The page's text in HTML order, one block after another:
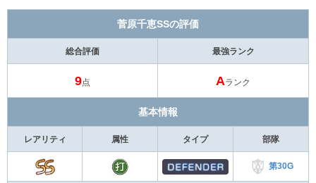
菅原千恵SSの評価
総合評価 最強ランク
9点 Aランク
基本情報
レアリティ 属性 タイプ 部隊
第30G